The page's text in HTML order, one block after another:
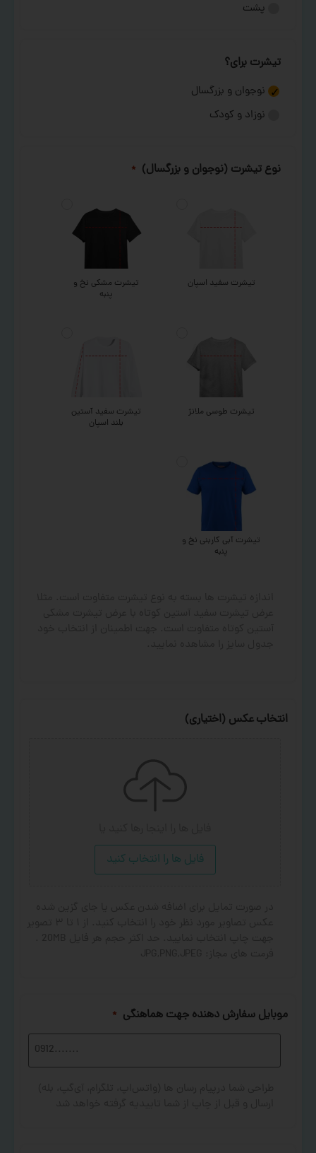
پشت
تیشرت برای؟
نوجوان و بزرگسال
نوزاد و کودک
نوع تیشرت (نوجوان و بزرگسال) *
تیشرت سفید اسپان
تیشرت مشکی نخ و
پنبه
تیشرت طوسی ملانژ
تیشرت سفید آستین
بلند اسپان
تیشرت آبی کاربنی نخ و
پنبه
انتخاب عکس (اختیاری)
فایل ها را انتخاب کنید
موبایل سفارش دهنده جهت هماهنگی *